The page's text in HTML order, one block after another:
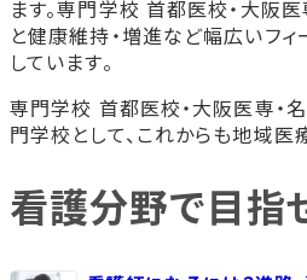
ます。専門学校 首都医校・大阪
と健康維持・増進など幅広いフ
しています。
専門学校 首都医校・大阪医専・
門学校として、これからも地域医
看護分野で目指